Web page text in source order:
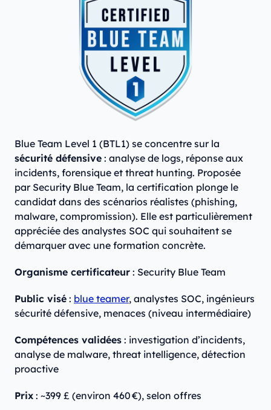
Blue Team Level 1 (BTL1) se concentre sur la
sécurité défensive : analyse de logs, réponse aux
incidents, forensique et threat hunting. Proposée
par Security Blue Team, la certification plonge le
candidat dans des scénarios réalistes (phishing,
malware, compromission). Elle est particulièrement
appréciée des analystes SOC qui souhaitent se
démarquer avec une formation concrète.
Organisme certificateur : Security Blue Team
Public visé : blue teamer, analystes SOC, ingénieurs
sécurité défensive, menaces (niveau intermédiaire)
Compétences validées : investigation d’incidents,
analyse de malware, threat intelligence, détection
proactive
Prix : ~399 £ (environ 460 €), selon offres